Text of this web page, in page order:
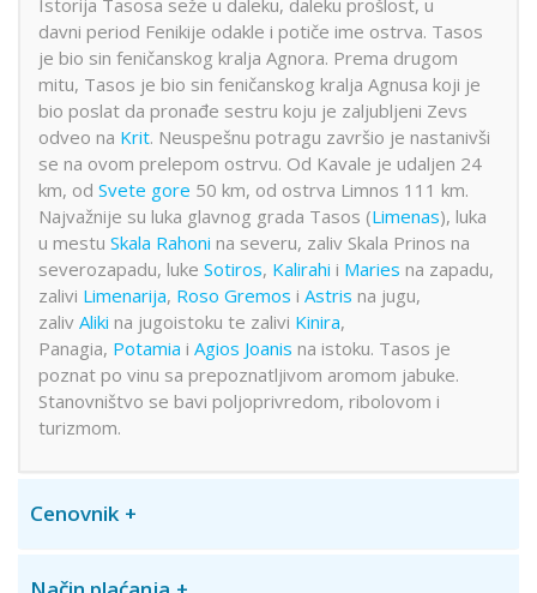
davni period Fenikije odakle i potiče ime ostrva. Tasos
je bio sin feničanskog kralja Agnora. Prema drugom
mitu, Tasos je bio sin feničanskog kralja Agnusa koji je
bio poslat da pronađe sestru koju je zaljubljeni Zevs
odveo na Krit. Neuspešnu potragu završio je nastanivši
se na ovom prelepom ostrvu. Od Kavale je udaljen 24
km, od Svete gore 50 km, od ostrva Limnos 111 km.
Najvažnije su luka glavnog grada Tasos (Limenas), luka
u mestu Skala Rahoni na severu, zaliv Skala Prinos na
severozapadu, luke Sotiros, Kalirahi i Maries na zapadu,
zalivi Limenarija, Roso Gremos i Astris na jugu,
zaliv Aliki na jugoistoku te zalivi Kinira,
Panagia, Potamia i Agios Joanis na istoku. Tasos je
poznat po vinu sa prepoznatljivom aromom jabuke.
Stanovništvo se bavi poljoprivredom, ribolovom i
turizmom.
Cenovnik